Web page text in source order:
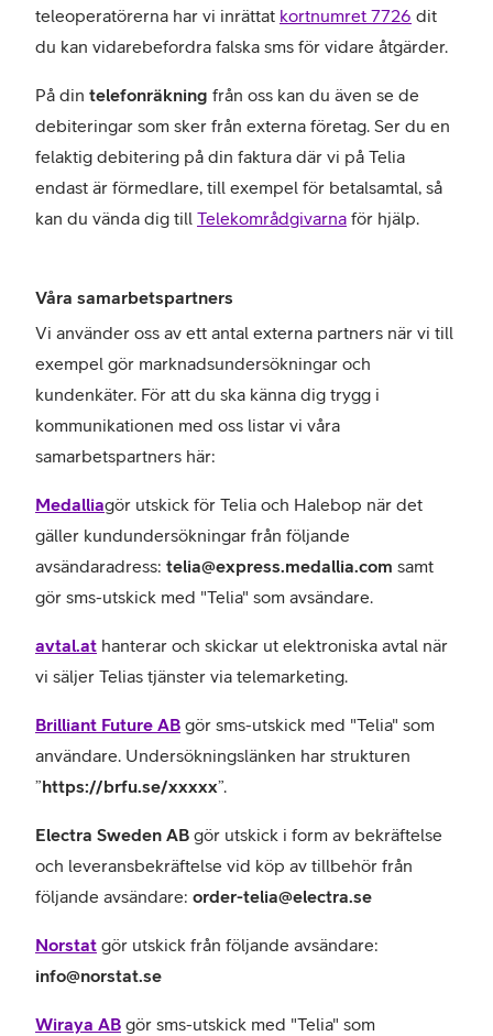
teleoperatörerna har vi inrättat kortnumret 7726 dit
du kan vidarebefordra falska sms för vidare åtgärder.
På din telefonräkning från oss kan du även se de
debiteringar som sker från externa företag. Ser du en
felaktig debitering på din faktura där vi på Telia
endast är förmedlare, till exempel för betalsamtal, så
kan du vända dig till Telekområdgivarna för hjälp.
Våra samarbetspartners
Vi använder oss av ett antal externa partners när vi till
exempel gör marknadsundersökningar och
kundenkäter. För att du ska känna dig trygg i
kommunikationen med oss listar vi våra
samarbetspartners här:
Medalliagör utskick för Telia och Halebop när det
gäller kundundersökningar från följande
avsändaradress: telia@express.medallia.com samt
gör sms-utskick med "Telia" som avsändare.
avtal.at hanterar och skickar ut elektroniska avtal när
vi säljer Telias tjänster via telemarketing.
Brilliant Future AB gör sms-utskick med "Telia" som
användare. Undersökningslänken har strukturen
”https://brfu.se/xxxxx”.
Electra Sweden AB gör utskick i form av bekräftelse
och leveransbekräftelse vid köp av tillbehör från
följande avsändare: order-telia@electra.se
Norstat gör utskick från följande avsändare:
info@norstat.se
Wiraya AB gör sms-utskick med "Telia" som